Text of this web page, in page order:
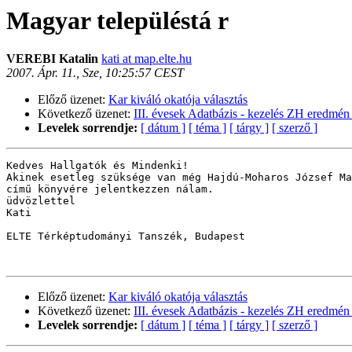
Magyar településtá r
VEREBI Katalin kati at map.elte.hu
2007. Ápr. 11., Sze, 10:25:57 CEST
Előző üzenet: Kar kiváló okatója választás
Következő üzenet: III. évesek Adatbázis - kezelés ZH
Levelek sorrendje: [ dátum ] [ téma ] [ tárgy ] [ szerző ]
Kedves Hallgatók és Mindenki!
Akinek esetleg szüksége van még Hajdú-Moharos József
című könyvére jelentkezzen nálam.
üdvözlettel
Kati
ELTE Térképtudományi Tanszék, Budapest
Előző üzenet: Kar kiváló okatója választás
Következő üzenet: III. évesek Adatbázis - kezelés ZH
Levelek sorrendje: [ dátum ] [ téma ] [ tárgy ] [ szerző ]